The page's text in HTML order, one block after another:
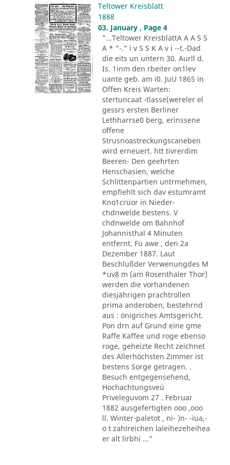
Teltower Kreisblatt
1888
03. January , Page 4
"...Teltower KreisblattA A A S S
A * "-." i v S S K A v i --t.-Dad
die eits un untern 30. Aurll d.
Is. 1inm den rbeiter on1lev
uante geb. am i0. JuU 1865 in
Offen Kreis Warten:
stertuncaat -tlasse(wereler el
gessrs ersten Berliner
Lethharrse0 berg, erinssene
offene
Strusnoastreckungscaneben
wird erneuert. htt tivrerdim
Beeren- Den geehrten
Henschasien, welche
Schlittenpartien untrmehmen,
empfiehlt sich dav estumramt
Kno1crüor in Nieder-
chdnwelde bestens. V
chdnwelde om Bahnhof
Johannisthal 4 Minuten
entfernt. Fü awe , den 2a
Dezember 1887. Laut
Beschlußder Verwenungdes M
*uv8 m (am Rosenthaler Thor)
werden die vorhandenen
diesjährigen prachtrollen
prima anderoben, bestehrnd
aus : önigriches Amtsgericht.
Pon drn auf Grund eine gme
Raffe Kaffee und roge ebenso
roge, geheizte Recht zeichnet
des Allerhöchsten Zimmer ist
bestens Sorge getragen. .
Besuch entgegensehend,
Hochachtungsveü
Priveleguvom 27 . Februar
1882 ausgefertigten ooo ,ooo
ll. Winter-paletot , ni- )n- -iua,-
o t zahlreichen laleihezeheihea
er alt lirbhi ..."